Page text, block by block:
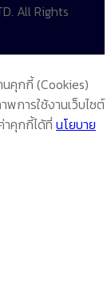
All Rights
คุกกี้ (Cookies)
การใช้งานเว็บไซต์
าคุกกี้ได้ที่ นโยบาย